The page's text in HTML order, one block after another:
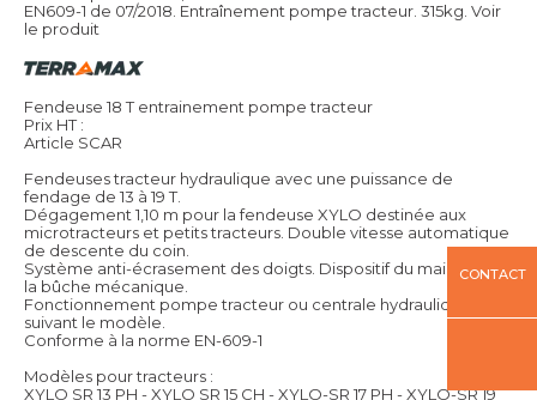
EN609-1 de 07/2018. Entraînement pompe tracteur. 315kg. Voir
le produit
Fendeuse 18 T entrainement pompe tracteur
Prix HT :
Article SCAR
Fendeuses tracteur hydraulique avec une puissance de
fendage de 13 à 19 T.
Dégagement 1,10 m pour la fendeuse XYLO destinée aux
microtracteurs et petits tracteurs. Double vitesse automatique
de descente du coin.
Système anti-écrasement des doigts. Dispositif du maintien de
la bûche mécanique.
Fonctionnement pompe tracteur ou centrale hydraulique
suivant le modèle.
Conforme à la norme EN-609-1
Modèles pour tracteurs :
XYLO SR 13 PH - XYLO SR 15 CH - XYLO-SR 17 PH - XYLO-SR 19
CONTACT